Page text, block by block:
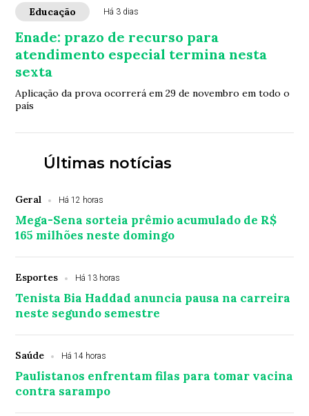
Educação Há 3 dias
Enade: prazo de recurso para
atendimento especial termina nesta
sexta
Aplicação da prova ocorrerá em 29 de novembro em todo o
país
Últimas notícias
Geral Há 12 horas
Mega-Sena sorteia prêmio acumulado de R$
165 milhões neste domingo
Esportes Há 13 horas
Tenista Bia Haddad anuncia pausa na carreira
neste segundo semestre
Saúde Há 14 horas
Paulistanos enfrentam filas para tomar vacina
contra sarampo